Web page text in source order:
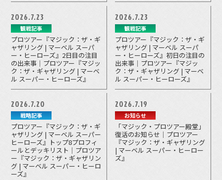
2026.7.23
観戦記事
プロツアー『マジック：ザ・ギ
ャザリング | マーベル スーパ
ー・ヒーローズ』2日目の注目
の出来事｜プロツアー『マジッ
ク：ザ・ギャザリング | マーベ
ル スーパー・ヒーローズ』
2026.7.23
観戦記事
プロツアー『マジック：ザ・ギ
ャザリング | マーベル スーパ
ー・ヒーローズ』初日の注目の
出来事｜プロツアー『マジッ
ク：ザ・ギャザリング | マーベ
ル スーパー・ヒーローズ』
2026.7.20
戦略記事
プロツアー『マジック：ザ・ギ
ャザリング | マーベル スーパー
ヒーローズ』トップ8プロフィ
ールとデッキリスト｜プロツア
ー『マジック：ザ・ギャザリン
グ | マーベル スーパー・ヒーロ
ーズ』
2026.7.19
お知らせ
「マジック・プロツアー殿堂」
復活のお知らせ｜プロツアー
『マジック：ザ・ギャザリング
| マーベル スーパー・ヒーロー
ズ』